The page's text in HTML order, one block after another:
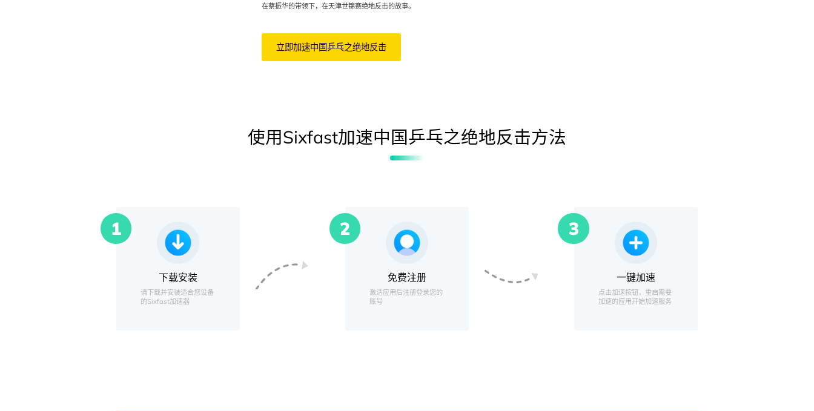
在蔡振华的带领下，在天津世锦赛绝地反击的故事。
立即加速中国乒乓之绝地反击
使用Sixfast加速中国乒乓之绝地反击方法
1
下载安装
请下载并安装适合您设备
的Sixfast加速器
2
免费注册
激活应用后注册登录您的
账号
3
一键加速
点击加速按钮，重启需要
加速的应用开始加速服务